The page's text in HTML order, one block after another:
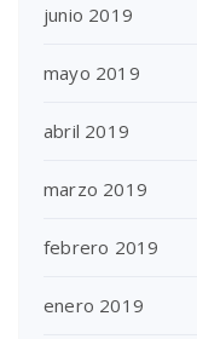
junio 2019
mayo 2019
abril 2019
marzo 2019
febrero 2019
enero 2019